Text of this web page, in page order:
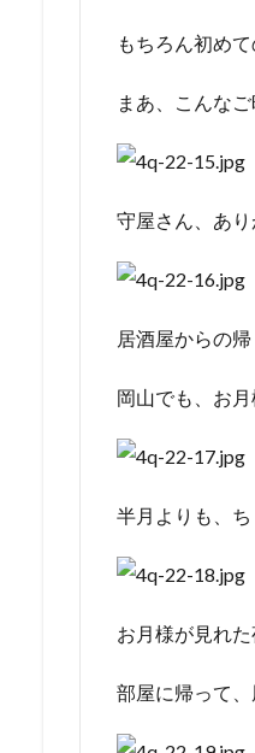
もちろん初め
まあ、こんな
守屋さん、あ
居酒屋からの
岡山でも、お
半月よりも、
お月様が見れ
部屋に帰って